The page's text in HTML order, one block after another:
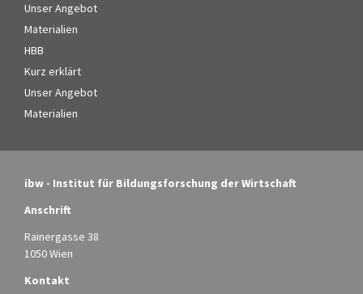
Unser Angebot
Materialien
HBB
Kurz erklärt
Unser Angebot
Materialien
ibw - Institut für Bildungsforschung der Wirtschaft
Anschrift
Rainergasse 38
1050 Wien
Kontakt